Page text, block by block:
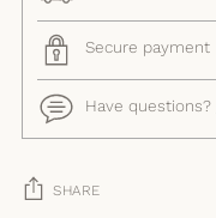
Secure payment
Have questions?
SHARE